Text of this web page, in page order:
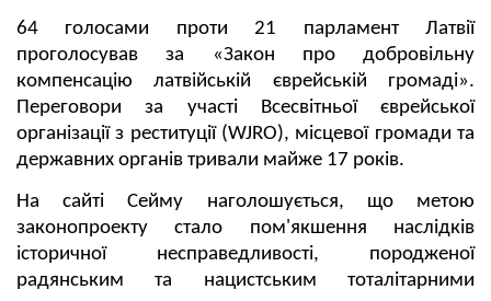
64 голосами проти 21 парламент Латвії
проголосував за «Закон про добровільну
компенсацію латвійській єврейській громаді».
Переговори за участі Всесвітньої єврейської
організації з реституції (WJRO), місцевої громади та
державних органів тривали майже 17 років.
На сайті Сейму наголошується, що метою
законопроекту стало пом'якшення наслідків
історичної несправедливості, породженої
радянським та нацистським тоталітарними